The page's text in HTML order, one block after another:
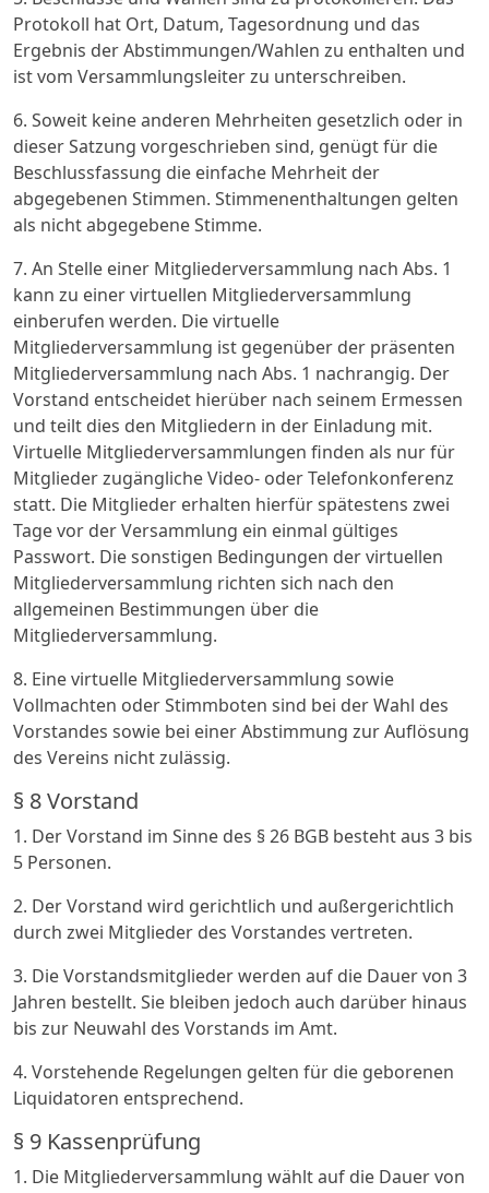
Protokoll hat Ort, Datum, Tagesordnung und das
Ergebnis der Abstimmungen/Wahlen zu enthalten und
ist vom Versammlungsleiter zu unterschreiben.
6. Soweit keine anderen Mehrheiten gesetzlich oder in
dieser Satzung vorgeschrieben sind, genügt für die
Beschlussfassung die einfache Mehrheit der
abgegebenen Stimmen. Stimmenenthaltungen gelten
als nicht abgegebene Stimme.
7. An Stelle einer Mitgliederversammlung nach Abs. 1
kann zu einer virtuellen Mitgliederversammlung
einberufen werden. Die virtuelle
Mitgliederversammlung ist gegenüber der präsenten
Mitgliederversammlung nach Abs. 1 nachrangig. Der
Vorstand entscheidet hierüber nach seinem Ermessen
und teilt dies den Mitgliedern in der Einladung mit.
Virtuelle Mitgliederversammlungen finden als nur für
Mitglieder zugängliche Video- oder Telefonkonferenz
statt. Die Mitglieder erhalten hierfür spätestens zwei
Tage vor der Versammlung ein einmal gültiges
Passwort. Die sonstigen Bedingungen der virtuellen
Mitgliederversammlung richten sich nach den
allgemeinen Bestimmungen über die
Mitgliederversammlung.
8. Eine virtuelle Mitgliederversammlung sowie
Vollmachten oder Stimmboten sind bei der Wahl des
Vorstandes sowie bei einer Abstimmung zur Auflösung
des Vereins nicht zulässig.
§ 8 Vorstand
1. Der Vorstand im Sinne des § 26 BGB besteht aus 3 bis
5 Personen.
2. Der Vorstand wird gerichtlich und außergerichtlich
durch zwei Mitglieder des Vorstandes vertreten.
3. Die Vorstandsmitglieder werden auf die Dauer von 3
Jahren bestellt. Sie bleiben jedoch auch darüber hinaus
bis zur Neuwahl des Vorstands im Amt.
4. Vorstehende Regelungen gelten für die geborenen
Liquidatoren entsprechend.
§ 9 Kassenprüfung
1. Die Mitgliederversammlung wählt auf die Dauer von